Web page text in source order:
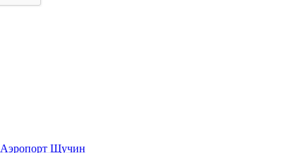
Аэропорт Щучин